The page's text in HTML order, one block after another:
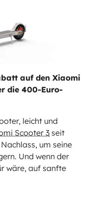
auf den Xiaomi
die 400-Euro-
leicht und
Scooter 3seit
um seine
Und wenn der
wäre, auf sanfte